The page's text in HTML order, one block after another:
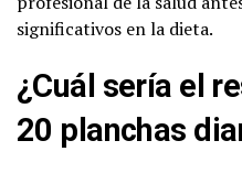
significativos en la dieta.
¿Cuál sería el
20 planchas